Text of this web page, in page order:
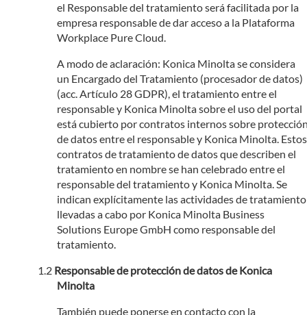
el Responsable del tratamiento será facilitada por la
empresa responsable de dar acceso a la Plataforma
Workplace Pure Cloud.
A modo de aclaración: Konica Minolta se considera
un Encargado del Tratamiento (procesador de datos)
(acc. Artículo 28 GDPR), el tratamiento entre el
responsable y Konica Minolta sobre el uso del portal
está cubierto por contratos internos sobre
de datos entre el responsable y Konica Minolta. Estos
contratos de tratamiento de datos que describen el
tratamiento en nombre se han celebrado entre el
responsable del tratamiento y Konica Minolta. Se
indican explícitamente las actividades de tratamiento
llevadas a cabo por Konica Minolta Business
Solutions Europe GmbH como responsable del
tratamiento.
Responsable de protección de datos de Konica
Minolta
También puede ponerse en contacto con la